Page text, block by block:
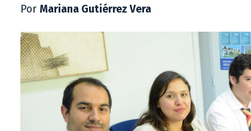
Por Mariana Gutiérrez Vera